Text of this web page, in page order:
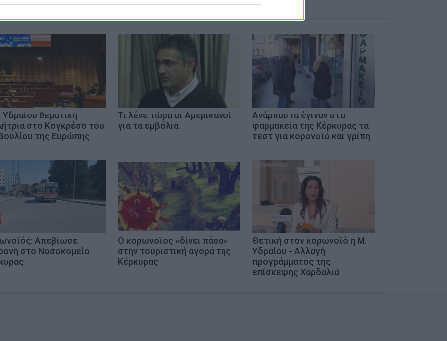
θεματική
στο Κογκρέσο του
της Ευρώπης
Τι λένε τώρα οι Αμερικανοί
για τα εμβόλια
Ανάρπαστα έγιναν στα
φαρμακεία της Κέρκυρας τα
τεστ για κορονοϊό και γρίπη
Απεβίωσε
στο Νοσοκομείο
Ο κορωνοϊος «δίνει πάσα»
στην τουριστική αγορά της
Κέρκυρας
Θετική στον κορωνοϊό η Μ.
Υδραίου - Αλλαγή
προγράμματος της
επίσκεψης Χαρδαλιά